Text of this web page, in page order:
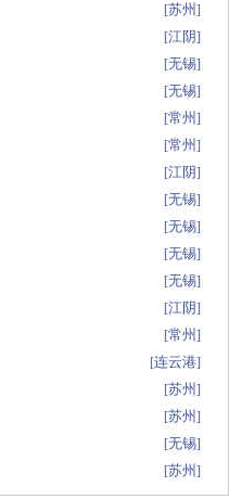
[苏州 ]
[江阴]
[无锡]
[无锡]
[常州 ]
[常州 ]
[江阴]
[无锡]
[无锡]
[无锡]
[无锡]
[江阴]
[常州 ]
[连云港]
[苏州 ]
[苏州 ]
[无锡]
[苏州 ]